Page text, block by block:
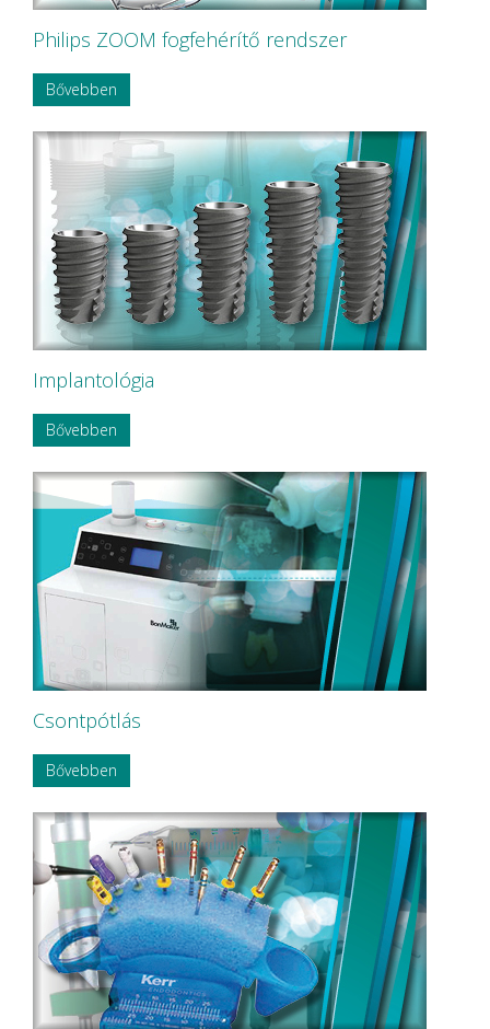
Philips ZOOM fogfehérítő rendszer
Bővebben
Implantológia
Bővebben
Csontpótlás
Bővebben